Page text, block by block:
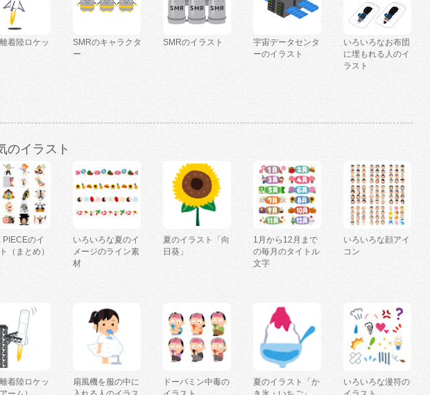
着陸ロケッ
SMRのキャラクタ
ー
SMRのイラスト
宇宙データセンタ
ーのイラスト
いろいろなお布団
に埋もれる人のイ
ラスト
のイラスト
PIECEのイ
（まとめ）
いろいろな夏のイ
メージのライン素
材
夏のイラスト「向
日葵」
1月から12月まで
の毎月のタイトル
文字
いろいろな顔アイ
コン
着陸ロケッ
扇風機を服の中に
ドーパミン中毒の
夏のイラスト「か
いろいろな漫符の